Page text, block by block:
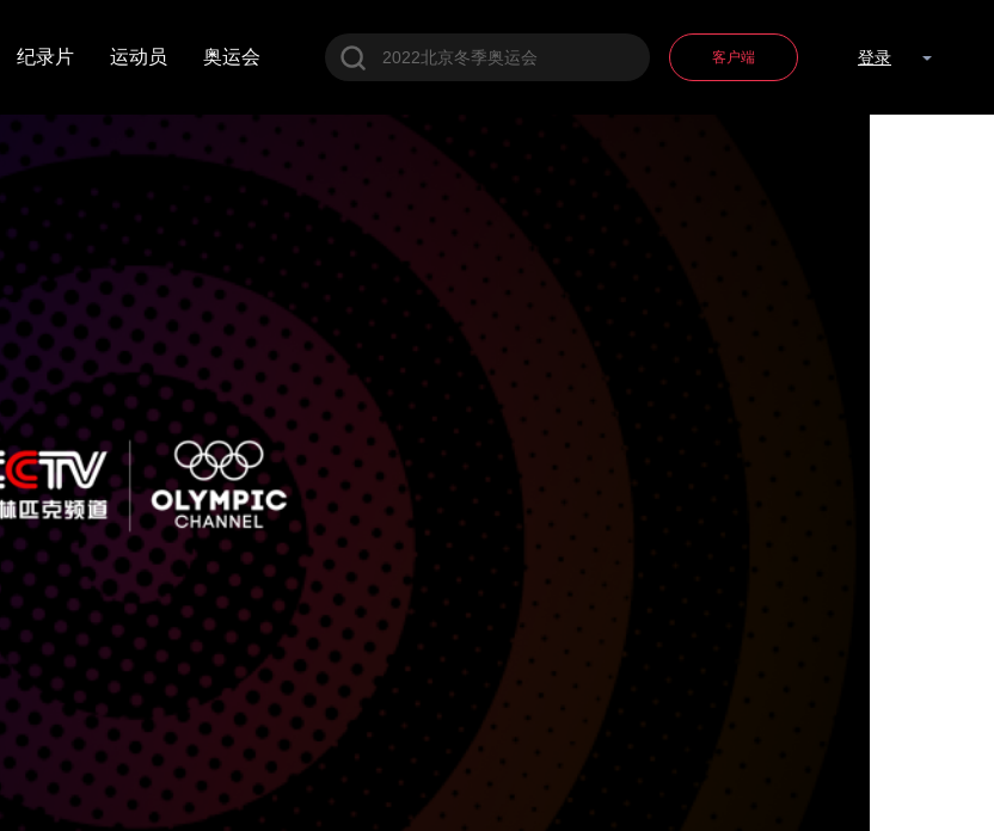
纪录片 运动员 奥运会 客户端 登录